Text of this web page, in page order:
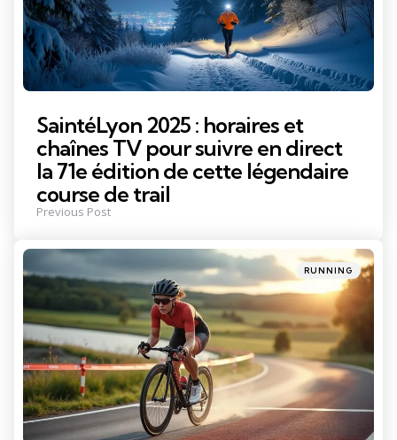
SaintéLyon 2025 : horaires et
chaînes TV pour suivre en direct
la 71e édition de cette légendaire
course de trail
Previous Post
Posted
in
RUNNING